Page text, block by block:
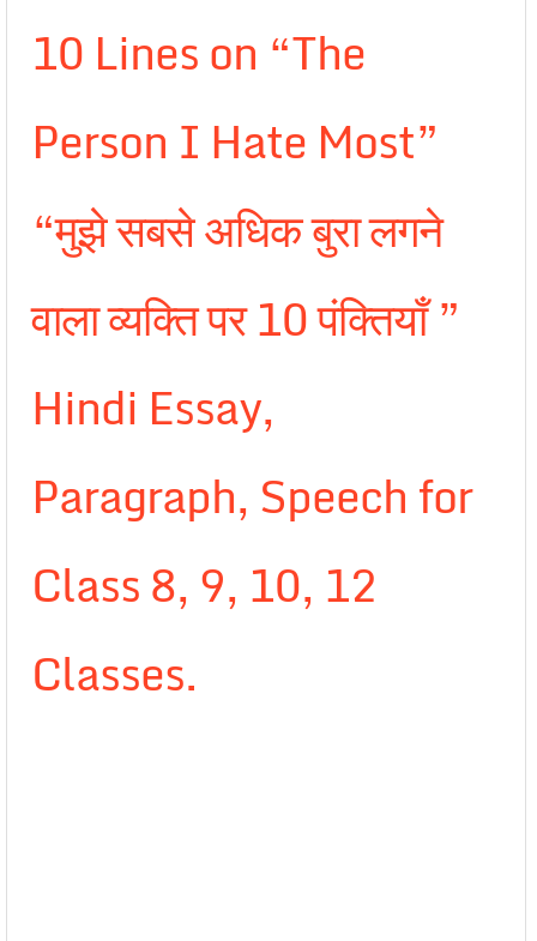
10 Lines on “The
Person I Hate Most”
“मुझे सबसे अधिक बुरा लगने
वाला व्यक्ति पर 10 पंक्तियाँ ”
Hindi Essay,
Paragraph, Speech for
Class 8, 9, 10, 12
Classes.